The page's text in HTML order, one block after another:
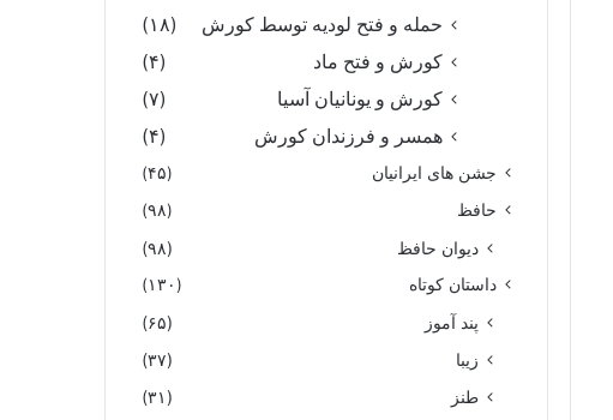
حمله و فتح لودیه توسط کورش
(۱۸)
کورش و فتح ماد
(۴)
کورش و یونانیان آسیا
(۷)
همسر و فرزندان کورش
(۴)
جشن های ایرانیان
(۴۵)
حافظ
(۹۸)
دیوان حافظ (۹۸)
داستان کوتاه (۱۳۰)
پند آموز
(۶۵)
زیبا
(۳۷)
طنز
(۳۱)